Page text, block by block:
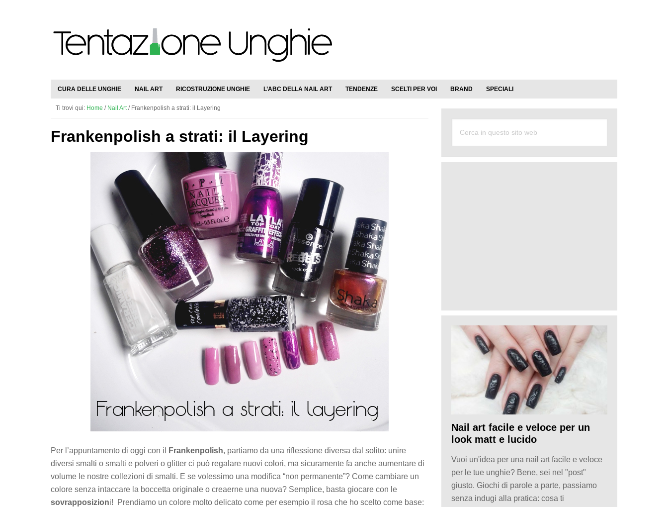
CURA DELLE UNGHIE NAIL ART RICOSTRUZIONE UNGHIE L’ABC DELLA NAIL ART TENDENZE SCELTI PER VOI BRAND SPECIALI
Ti trovi qui: Home / Nail Art /Frankenpolish a strati: il Layering
Frankenpolish a strati: il Layering
Per l’appuntamento di oggi con il Frankenpolish, partiamo da una riflessione diversa dal solito: unire
diversi smalti o smalti e polveri o glitter ci può regalare nuovi colori, ma sicuramente fa anche aumentare di
volume le nostre collezioni di smalti. E se volessimo una modifica “non permanente”? Come cambiare un
colore senza intaccare la boccetta originale o creaerne una nuova? Semplice, basta giocare con le
sovrapposizioni! Prendiamo un colore molto delicato come per esempio il rosa che ho scelto come base:
Nail art facile e veloce per un
look matt e lucido
Vuoi un'idea per una nail art facile e veloce
per le tue unghie? Bene, sei nel "post"
giusto. Giochi di parole a parte, passiamo
senza indugi alla pratica: cosa ti